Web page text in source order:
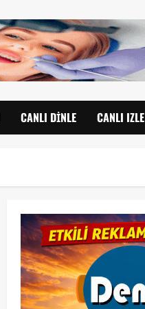
CANLI DINLE CANLI IZLE